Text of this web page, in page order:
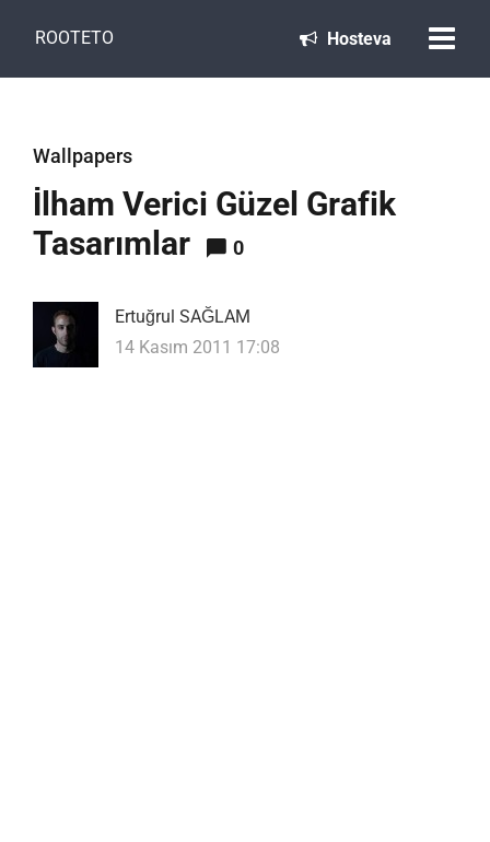
ROOTETO Hosteva
Wallpapers
İlham Verici Güzel Grafik
Tasarımlar
0
Ertuğrul SAĞLAM
14 Kasım 2011 17:08